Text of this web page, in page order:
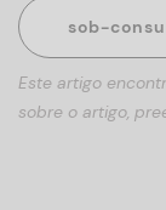
sob-
Este artigo
sobre o artigo,